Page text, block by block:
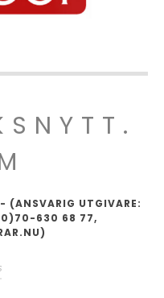
(ANSVARIG UTGIVARE:
630 68 77,